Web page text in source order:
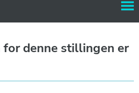
denne stillingen er